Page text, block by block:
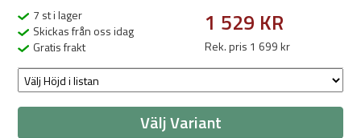
7 st i lager
Skickas från oss idag
Gratis frakt
1 529 KR
Rek. pris 1 699 kr
Välj Variant